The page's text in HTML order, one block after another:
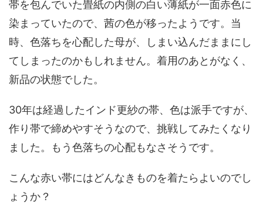
帯を包んでいた畳紙の内側の白い薄紙が一面赤色に
染まっていたので、茜の色が移ったようです。当
時、色落ちを心配した母が、しまい込んだままにし
てしまったのかもしれません。着用のあとがなく、
新品の状態でした。
30年は経過したインド更紗の帯、色は派手ですが、
作り帯で締めやすそうなので、挑戦してみたくなり
ました。もう色落ちの心配もなさそうです。
こんな赤い帯にはどんなきものを着たらよいのでし
ょうか？